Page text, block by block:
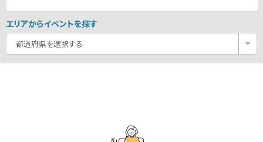
エリアからイベントを探す